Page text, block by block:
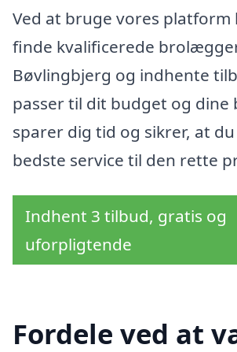
Ved at bruge vores platform
finde kvalificerede
Bøvlingbjerg og indhente
passer til dit budget og dine
sparer dig tid og sikrer, at
bedste service til den rette
Indhent 3 tilbud, gratis og
uforpligtende
Fordele ved at